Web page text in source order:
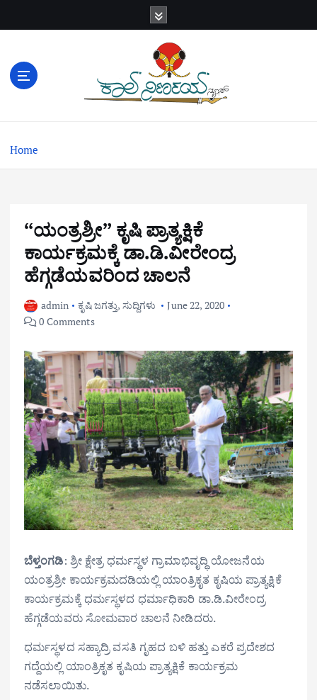
e
Home
“ಯಂತ್ರಶ್ರೀ” ಕೃಷಿ ಪ್ರಾತ್ಯಕ್ಷಿಕೆ
ಕಾರ್ಯಕ್ರಮಕ್ಕೆ ಡಾ.ಡಿ.ವೀರೇಂದ್ರ
ಹೆಗ್ಗಡೆಯವರಿಂದ ಚಾಲನೆ
admin ಕೃಷಿ ಜಗತ್ತು, ಸುದ್ದಿಗಳು
June 22, 2020
0 Comments
ಬೆಳ್ತಂಗಡಿ: ಶ್ರೀ ಕ್ಷೇತ್ರ ಧರ್ಮಸ್ಥಳ ಗ್ರಾಮಾಭಿವೃದ್ಧಿ ಯೋಜನೆಯ
ಯಂತ್ರಶ್ರೀ ಕಾರ್ಯಕ್ರಮದಡಿಯಲ್ಲಿ ಯಾಂತ್ರಿಕೃತ ಕೃಷಿಯ ಪ್ರಾತ್ಯಕ್ಷಿಕೆ
ಕಾರ್ಯಕ್ರಮಕ್ಕೆ ಧರ್ಮಸ್ಥಳದ ಧರ್ಮಾಧಿಕಾರಿ ಡಾ.ಡಿ.ವೀರೇಂದ್ರ
ಹೆಗ್ಗಡೆಯವರು ಸೋಮವಾರ ಚಾಲನೆ ನೀಡಿದರು.
ಧರ್ಮಸ್ಥಳದ ಸಹ್ಯಾದ್ರಿ ವಸತಿ ಗೃಹದ ಬಳಿ ಹತ್ತು ಎಕರೆ ಪ್ರದೇಶದ
ಗದ್ದೆಯಲ್ಲಿ ಯಾಂತ್ರಿಕೃತ ಕೃಷಿಯ ಪ್ರಾತ್ಯಕ್ಷಿಕೆ ಕಾರ್ಯಕ್ರಮ
ನಡೆಸಲಾಯಿತು.